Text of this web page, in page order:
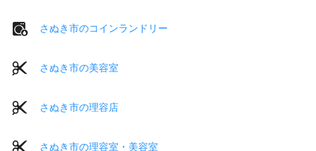
さぬき市のコインランドリー
さぬき市の美容室
さぬき市の理容店
さぬき市の理容室・美容室